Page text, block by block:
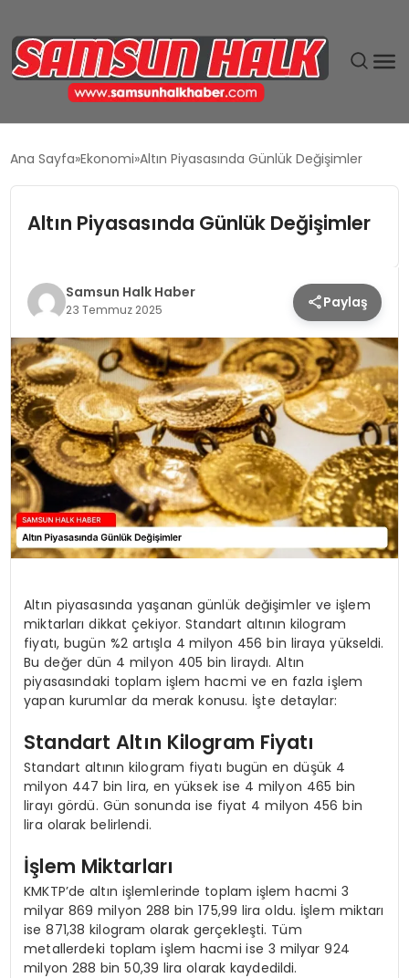
GÜNDEM
MAGAZIN
SIYASET
SPOR
TEKNOLOJI
YAŞAM
Ana Sayfa Ekonomi Altın Piyasasında Günlük Değişimler
Altın Piyasasında Günlük Değişimler
Samsun Halk Haber
23 Temmuz 2025 Paylaş
Altın piyasasında yaşanan günlük değişimler ve işlem
miktarları dikkat çekiyor. Standart altının kilogram
fiyatı, bugün %2 artışla 4 milyon 456 bin liraya yükseldi.
Bu değer dün 4 milyon 405 bin liraydı. Altın
piyasasındaki toplam işlem hacmi ve en fazla işlem
yapan kurumlar da merak konusu. İşte detaylar:
Standart Altın Kilogram Fiyatı
Standart altının kilogram fiyatı bugün en düşük 4
milyon 447 bin lira, en yüksek ise 4 milyon 465 bin
lirayı gördü. Gün sonunda ise fiyat 4 milyon 456 bin
lira olarak belirlendi.
İşlem Miktarları
KMKTP’de altın işlemlerinde toplam işlem hacmi 3
milyar 869 milyon 288 bin 175,99 lira oldu. İşlem miktarı
ise 871,38 kilogram olarak gerçekleşti. Tüm
metallerdeki toplam işlem hacmi ise 3 milyar 924
milyon 288 bin 50,39 lira olarak kaydedildi.